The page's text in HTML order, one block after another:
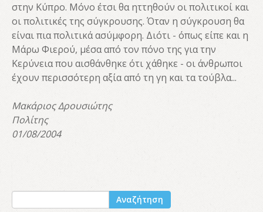
στην Κύπρο. Μόνο έτσι θα ηττηθούν οι πολιτικοί και
οι πολιτικές της σύγκρουσης. Όταν η σύγκρουση θα
είναι πια πολιτικά ασύμφορη. Διότι - όπως είπε και η
Μάρω Φιερού, μέσα από τον πόνο της για την
Κερύνεια που αισθάνθηκε ότι χάθηκε - οι άνθρωποι
έχουν περισσότερη αξία από τη γη και τα τούβλα...
Μακάριος Δρουσιώτης
Πολίτης
01/08/2004
Αναζήτηση